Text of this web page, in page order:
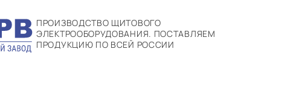
ПРОИЗВОДСТВО ЩИТОВОГО
ЭЛЕКТРООБОРУДОВАНИЯ. ПОСТАВЛЯЕМ
ПРОДУКЦИЮ ПО ВСЕЙ РОССИИ